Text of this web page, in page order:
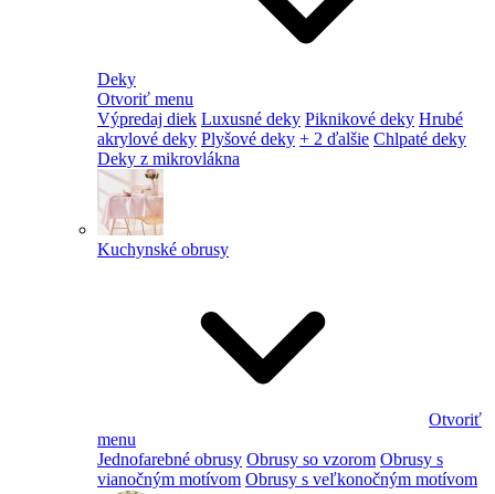
Deky
Otvoriť menu
Výpredaj diek Luxusné deky Piknikové deky Hrubé
akrylové deky Plyšové deky + 2 ďalšie Chlpaté deky
Deky z mikrovlákna
Kuchynské obrusy
Otvoriť
menu
Jednofarebné obrusy Obrusy so vzorom Obrusy s
vianočným motívom Obrusy s veľkonočným motívom